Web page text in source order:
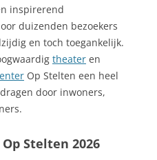
inspirerend
duizenden bezoekers
en toch toegankelijk.
theater en
Op Stelten een heel
door inwoners,
Stelten 2026